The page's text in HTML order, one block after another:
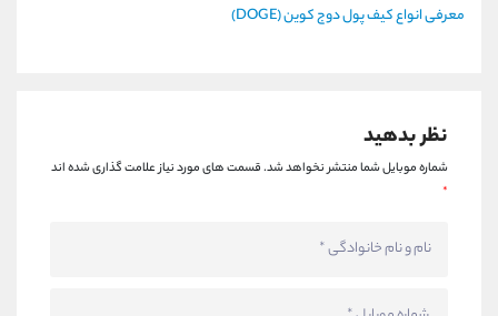
معرفی انواع کیف پول دوج کوین (DOGE)
نظر بدهید
شماره موبایل شما منتشر نخواهد شد.قسمت های مورد نیاز علامت گذاری شده اند
*